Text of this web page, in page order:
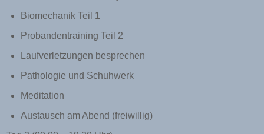
Biomechanik Teil 1
Probandentraining Teil 2
Laufverletzungen besprechen
Pathologie und Schuhwerk
Meditation
Austausch am Abend (freiwillig)